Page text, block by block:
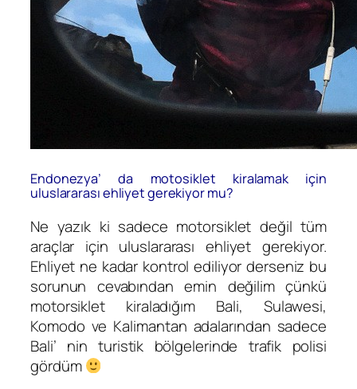
Endonezya’ da motosiklet kiralamak için
uluslararası ehliyet gerekiyor mu?
Ne yazık ki sadece motorsiklet değil tüm
araçlar için uluslararası ehliyet gerekiyor.
Ehliyet ne kadar kontrol ediliyor derseniz bu
sorunun cevabından emin değilim çünkü
motorsiklet kiraladığım Bali, Sulawesi,
Komodo ve Kalimantan adalarından sadece
Bali’ nin turistik bölgelerinde trafik polisi
gördüm